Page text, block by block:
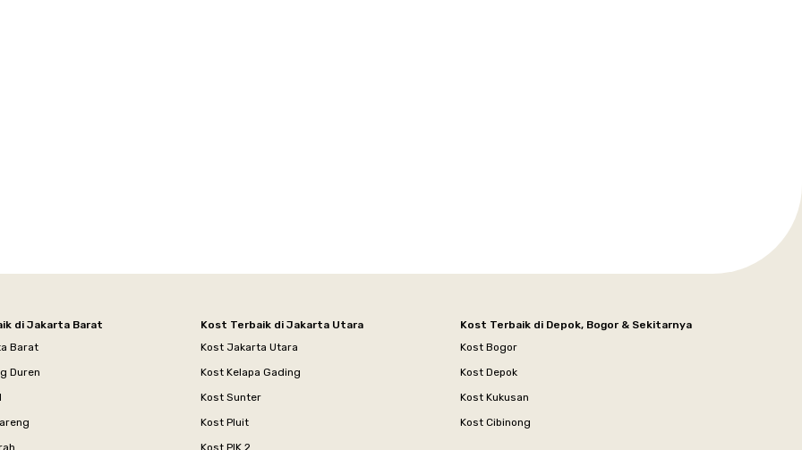
di Jakarta Barat
Barat
Duren
Kost Terbaik di Jakarta Utara
Kost Jakarta Utara
Kost Kelapa Gading
Kost Sunter
Kost Pluit
Kost PIK 2
Kost Terbaik di Depok, Bogor & Sekitarnya
Kost Bogor
Kost Depok
Kost Kukusan
Kost Cibinong